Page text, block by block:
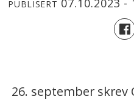
PUBLISERT 07.10.2023 -
26. september skrev